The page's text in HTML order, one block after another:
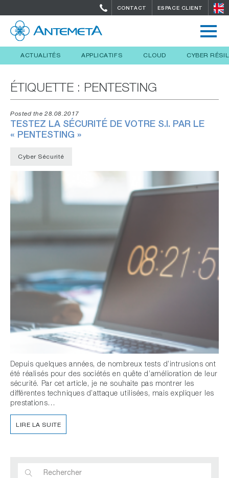
CONTACT ESPACE CLIENT
ACTUALITÉS APPLICATIFS CLOUD CYBER
ÉTIQUETTE : PENTESTING
Posted the 28.08.2017
TESTEZ LA SÉCURITÉ DE VOTRE S.I. PAR LE
« PENTESTING »
Cyber Sécurité
Depuis quelques années, de nombreux tests d’intrusions ont
été réalisés pour des sociétés en quête d’amélioration de leur
sécurité. Par cet article, je ne souhaite pas montrer les
différentes techniques d’attaque utilisées, mais expliquer les
prestations…
LIRE LA SUITE